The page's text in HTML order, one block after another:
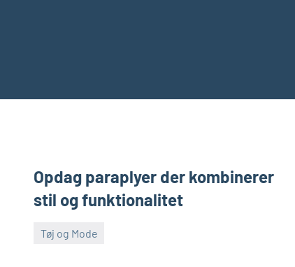
Opdag paraplyer der kombinerer
stil og funktionalitet
Tøj og Mode
februar
Admin